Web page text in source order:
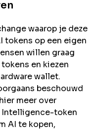
waarop je deze
tokens op een eigen
willen graag
en kiezen
wallet.
beschouwd
meer over
Intelligence-token
AI te kopen,